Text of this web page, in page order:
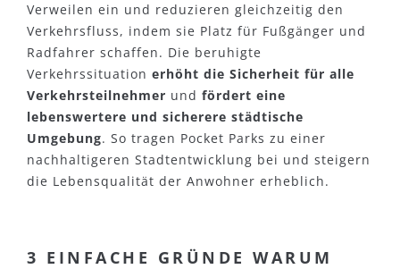
Verweilen ein und reduzieren gleichzeitig den
Verkehrsfluss, indem sie Platz für Fußgänger und
Radfahrer schaffen. Die beruhigte
Verkehrssituation erhöht die Sicherheit für alle
Verkehrsteilnehmer und fördert eine
lebenswertere und sicherere städtische
Umgebung. So tragen Pocket Parks zu einer
nachhaltigeren Stadtentwicklung bei und steigern
die Lebensqualität der Anwohner erheblich.
3 EINFACHE GRÜNDE WARUM